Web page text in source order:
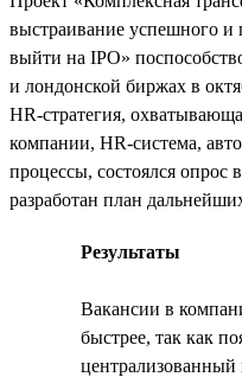
выстраивание успешного и
выйти на IPO»
и лондонской биржах в
HR-стратегия,
компании, HR-система,
процессы, состоялся опрос
разработан план
Результаты
Вакансии в
быстрее, так как
централизованный